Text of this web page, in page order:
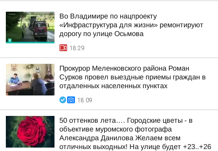
Во Владимире по нацпроекту
«Инфраструктура для жизни» ремонтируют
дорогу по улице Осьмова
18:29
Прокурор Меленковского района Роман
Сурков провел выездные приемы граждан в
отдаленных населенных пунктах
18:09
50 оттенков лета…. Городские цветы - в
объективе муромского фотографа
Александра Данилова Желаем всем
отличных выходных! На улице будет +23..+26